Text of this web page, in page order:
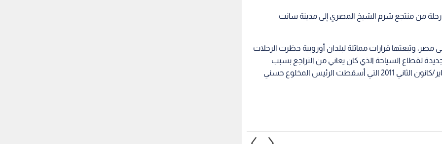
رحلة من منتجع شرم الشيخ المصري إلى مدينة سانت
وتبعتها قرارات مماثلة لبلدان أوروبية حظرت الرحلات
لقطاع السياحة الذي كان يعاني من التراجع بسبب
اضطرابات سياسية وأمنية شهدتها البلاد منذ ثورة يناير/كانون الثاني 2011 التي أسقطت الرئيس المخلوع حسني